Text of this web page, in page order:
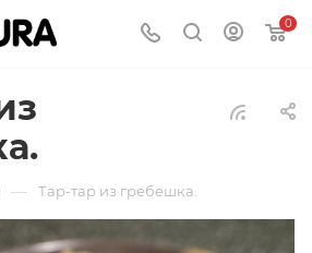
0
— Тар-тар из гребешка.